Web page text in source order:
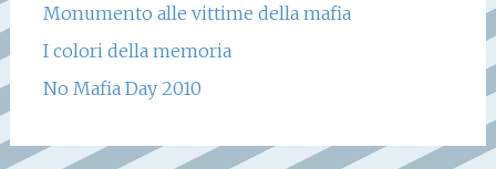
Monumento alle vittime della mafia
I colori della memoria
No Mafia Day 2010